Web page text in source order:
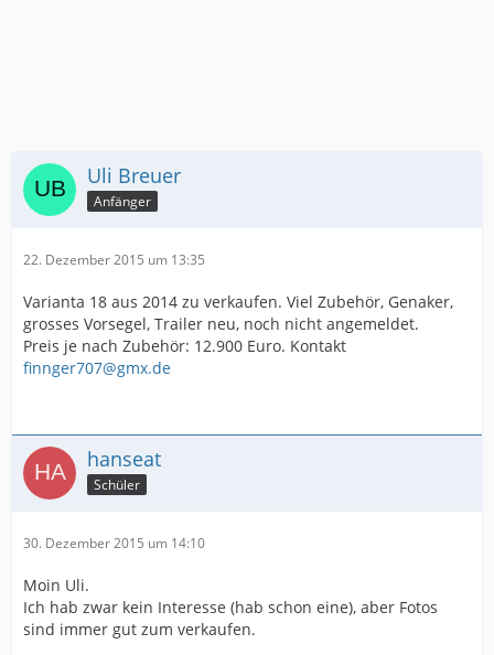
Uli Breuer
Anfänger
22. Dezember 2015 um 13:35
Varianta 18 aus 2014 zu verkaufen. Viel Zubehör, Genaker,
grosses Vorsegel, Trailer neu, noch nicht angemeldet.
Preis je nach Zubehör: 12.900 Euro. Kontakt
finnger707@gmx.de
hanseat
Schüler
30. Dezember 2015 um 14:10
Moin Uli.
Ich hab zwar kein Interesse (hab schon eine), aber Fotos
sind immer gut zum verkaufen.